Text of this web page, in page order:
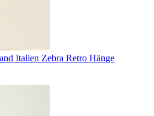
Italien Zebra Retro Hänge